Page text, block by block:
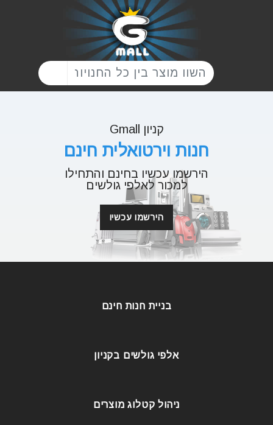
קניון Gmall
חנות וירטואלית חינם
הירשמו עכשיו בחינם והתחילו
למכור לאלפי גולשים
הירשמו עכשיו
בניית חנות חינם
אלפי גולשים בקניון
ניהול קטלוג מוצרים